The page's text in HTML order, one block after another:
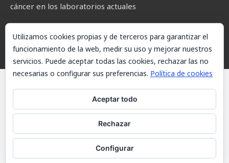
cáncer en los laboratorios actuales
© AKETXE Consulting, S.L. - Este sitio web utiliza cookies, consulte
nuestra Política de cookies.
Política de cookies
Contacto
Utilizamos cookies propias y de terceros para garantizar el
funcionamiento de la web, medir su uso y mejorar nuestros
servicios. Puede aceptar todas las cookies, rechazar las no
necesarias o configurar sus preferencias. Política de cookies
Aceptar todo
Rechazar
Configurar